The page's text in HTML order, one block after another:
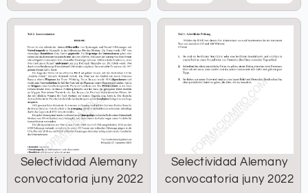
Selectividad Alemany
convocatoria juny 2022
Selectividad Alemany
convocatoria juny 2022